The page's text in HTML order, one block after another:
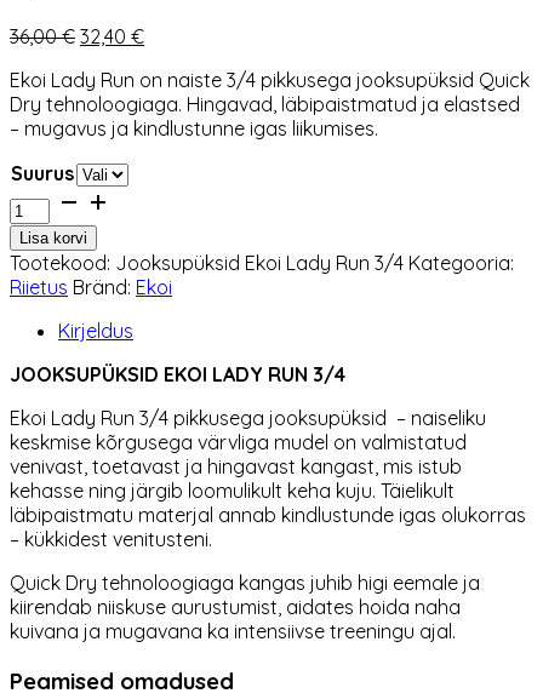
36,00€ Algne
oli:
36,00 €.
32,40 €Praegune
on:
32,40 €.
Ekoi Lady Run on naiste 3/4 pikkusega jooksupüksid Quick
Dry tehnoloogiaga. Hingavad, läbipaistmatud ja elastsed
– mugavus ja kindlustunne igas liikumises.
Suurus
Jooksupüksid
Ekoi
Lady
Run
3/4
kogus
Lisa korvi
Tootekood: Jooksupüksid Ekoi Lady Run 3/4 Kategooria:
Riietus Bränd: Ekoi
Kirjeldus
JOOKSUPÜKSID EKOI LADY RUN 3/4
Ekoi Lady Run 3/4 pikkusega jooksupüksid – naiseliku
keskmise kõrgusega värvliga mudel on valmistatud
venivast, toetavast ja hingavast kangast, mis istub
kehasse ning järgib loomulikult keha kuju. Täielikult
läbipaistmatu materjal annab kindlustunde igas olukorras
– kükkidest venitusteni.
Quick Dry tehnoloogiaga kangas juhib higi eemale ja
kiirendab niiskuse aurustumist, aidates hoida naha
kuivana ja mugavana ka intensiivse treeningu ajal.
Peamised omadused